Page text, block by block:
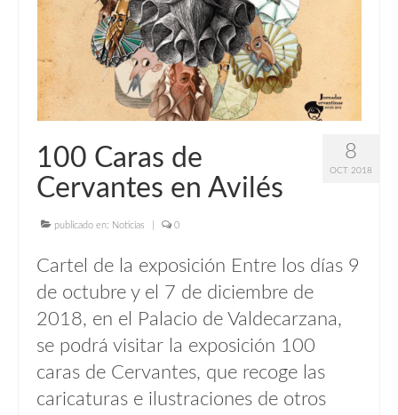
Tienda de viñetas
Tienda de camisetas
Exposiciones
8
OCT 2018
100 Caras de
Cervantes en Avilés
publicado en: Noticias 0
Cartel de la exposición Entre los días 9
de octubre y el 7 de diciembre de
2018, en el Palacio de Valdecarzana,
se podrá visitar la exposición 100
caras de Cervantes, que recoge las
caricaturas e ilustraciones de otros